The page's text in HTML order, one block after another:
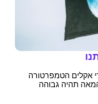
אקלים הטמפרטורה
תהיה גבוהה